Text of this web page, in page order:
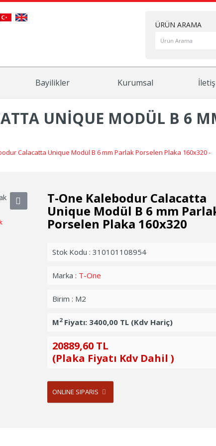
ÜRÜN ARAMA
Bayilikler Kurumsal
UNIQUE MODÜL B 6
Calacatta Unique Modül B 6 mm Parlak Porselen Plaka 160x320 -
T-One Kalebodur Calacatta
Unique Modül B 6 mm
Porselen Plaka 160x320
Stok Kodu : 310101108954
Marka : T-One
Birim : M2
M2Fiyatı: 3400,00 TL (Kdv Hariç)
20889,60 TL
(Plaka Fiyatı Kdv Dahil )
ONLINE SIPARIS